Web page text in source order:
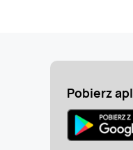
Pobierz